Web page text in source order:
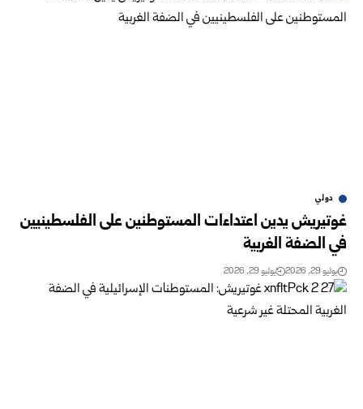
دولي
غوتيريش يدين اعتداءات المستوطنين على الفلسطينيين
في الضفة الغربية
يوليو 29, 2026 يوليو 29, 2026